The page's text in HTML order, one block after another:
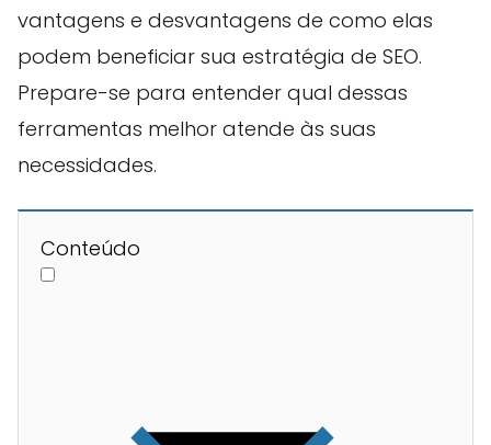
vantagens e desvantagens de como elas
podem beneficiar sua estratégia de SEO.
Prepare-se para entender qual dessas
ferramentas melhor atende às suas
necessidades.
Conteúdo